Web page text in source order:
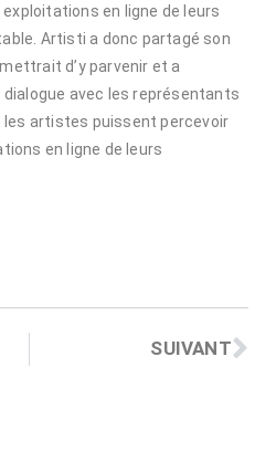
en ligne de leurs
Artisti a donc partagé son
d’y parvenir et a
dialogue avec les représentants
les artistes puissent percevoir
en ligne de leurs
SUIVANT